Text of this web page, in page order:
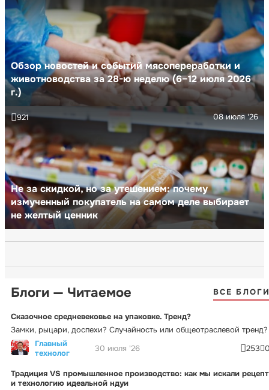
Обзор новостей и событий мясопереработки и
животноводства за 28-ю неделю (6–12 июля 2026
г.)
Не за скидкой, но за утешением: почему
измученный покупатель на самом деле выбирает
не желтый ценник
08 июля '26
921
Блоги — Читаемое ВСЕ
Сказочное средневековье на упаковке. Тренд?
Замки, рыцари, доспехи? Случайность или общеотраслевой тренд?
Главный
технолог
30 июля '26 253
Традиция VS промышленное производство: как мы искали рецепт
и технологию идеальной ндуи